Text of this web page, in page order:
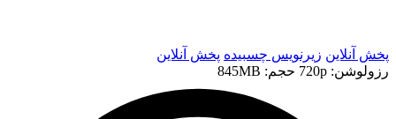
پخش آنلاین زیرنویس چسبیده پخش آنلاین
رزولوشن: 720p
حجم: 845MB